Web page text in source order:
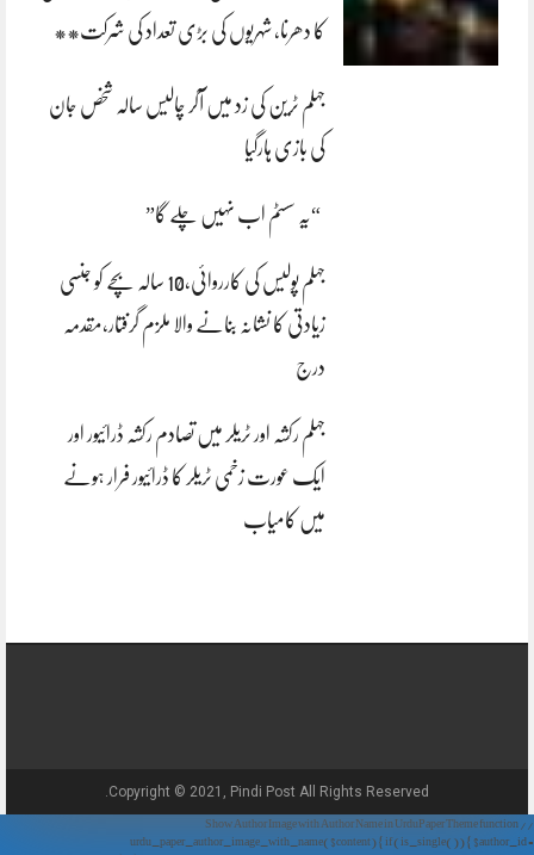
کا دھرنا، شہریوں کی بڑی تعداد کی شرکت**
جہلم ٹرین کی زد میں آکر چالیس سالہ شخص جان
کی بازی ہارگیا
“یہ سسٹم اب نہیں چلے گا”
جہلم پولیس کی کارروائی،10 سالہ بچے کو جنسی
زیادتی کا نشانہ بنانے والا ملزم گرفتار،مقدمہ
درج
جہلم رکشہ اور ٹریلر میں تصادم رکشہ ڈرائیور اور
ایک عورت زخمی ٹریلر کا ڈرائیور فرار ہونے
میں کامیاب
Copyright © 2021, Pindi Post All Rights Reserved.
// Show Author Image with Author Name in UrduPaper Theme function
urdu_paper_author_image_with_name($content) { if (is_single()) { $author_id =